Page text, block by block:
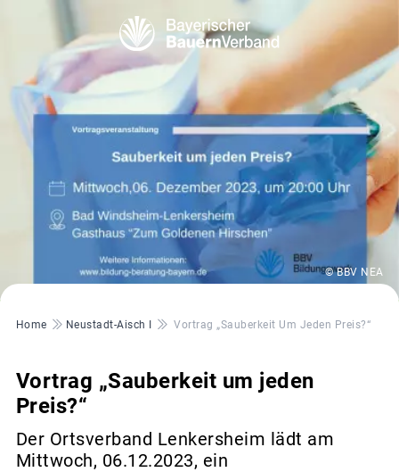
© BBV NEA
Pfadnavigation
Home Neustadt-Aisch I Vortrag „Sauberkeit Um Jeden Preis?“
Vortrag „Sauberkeit um jeden
Preis?“
Der Ortsverband Lenkersheim lädt am
Mittwoch, 06.12.2023, ein